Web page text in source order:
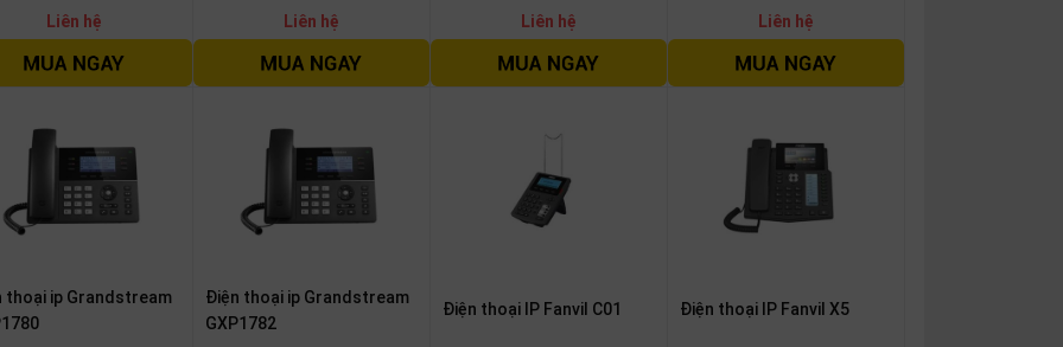
Liên hệ Liên hệ Liên hệ Liên hệ
thoại ip Grandstream
Điện thoại ip Grandstream
GXP1782
Điện thoại IP Fanvil C01 Điện thoại IP Fanvil X5